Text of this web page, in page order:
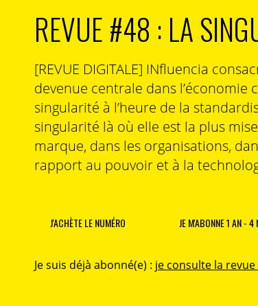
REVUE #48 : LA
[REVUE DIGITALE] INfluencia
devenue centrale dans l’économie
singularité à l’heure de la
singularité là où elle est la plus
marque, dans les organisations,
rapport au pouvoir et à la
J'ACHÈTE LE NUMÉRO JE M'ABONNE 1 AN - 4
Je suis déjà abonné(e) : je consulte la